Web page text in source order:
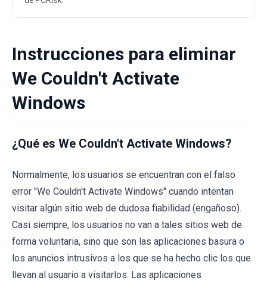
Instrucciones para eliminar
We Couldn't Activate
Windows
¿Qué es We Couldn't Activate Windows?
Normalmente, los usuarios se encuentran con el falso
error "We Couldn't Activate Windows" cuando intentan
visitar algún sitio web de dudosa fiabilidad (engañoso).
Casi siempre, los usuarios no van a tales sitios web de
forma voluntaria, sino que son las aplicaciones basura o
los anuncios intrusivos a los que se ha hecho clic los que
llevan al usuario a visitarlos. Las aplicaciones